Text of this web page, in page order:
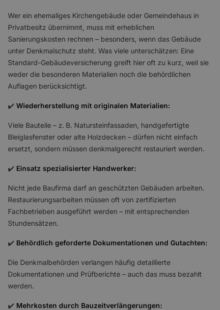
Wer ein ehemaliges Kirchengebäude oder Gemeindehaus in
Privatbesitz übernimmt, muss mit erheblichen
Sanierungskosten rechnen – besonders, wenn das Gebäude
unter Denkmalschutz steht. Was viele unterschätzen: Eine
Standard-Gebäudeversicherung greift hier oft zu kurz, weil sie
weder die besonderen Materialien noch die behördlichen
Auflagen berücksichtigt.
✔️ Wiederherstellung mit originalen Materialien:
Viele Bauteile – z. B. Natursteinfassaden, handgefertigte
Bleiglasfenster oder alte Holzdecken – dürfen nicht einfach
ersetzt, sondern müssen denkmalgerecht restauriert werden.
✔️ Einsatz spezialisierter Handwerker:
Nicht jede Baufirma darf an geschützten Gebäuden arbeiten.
Restaurierungsarbeiten müssen oft von zertifizierten
Fachbetrieben ausgeführt werden – mit entsprechenden
Stundensätzen.
✔️ Behördlich geforderte Dokumentationen und Gutachten:
Die Denkmalbehörden verlangen häufig detaillierte
Dokumentationen und Prüfberichte – auch das muss bezahlt
werden.
✔️ Mehrkosten durch Bauzeitverlängerungen: